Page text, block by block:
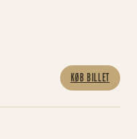
KØB BILLET